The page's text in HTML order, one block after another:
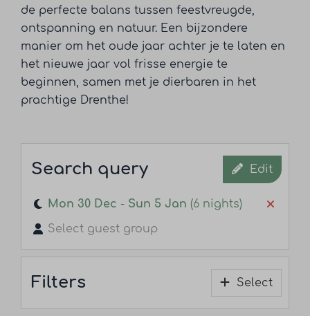
de perfecte balans tussen feestvreugde,
ontspanning en natuur. Een bijzondere
manier om het oude jaar achter je te laten en
het nieuwe jaar vol frisse energie te
beginnen, samen met je dierbaren in het
prachtige Drenthe!
Search query Edit
Mon 30 Dec - Sun 5 Jan (6 nights)
Select guest group
Filters Select